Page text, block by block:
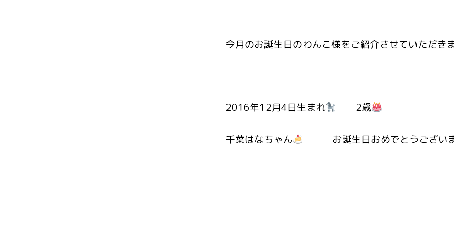
今月のお誕生日のわんこ様をご紹介させていただき
2016年12月4日生まれ 2歳
千葉はなちゃん お誕生日おめでとうございま